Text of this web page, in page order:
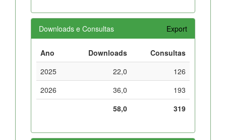
Downloads e Consultas Export
Ano Downloads
Consultas
2025
22,0
126
2026
36,0
193
58,0
319